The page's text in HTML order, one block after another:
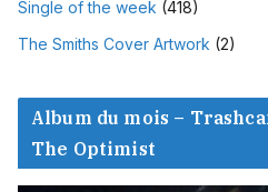
Single of the week (418)
The Smiths Cover Artwork (2)
Album du mois –
The Optimist